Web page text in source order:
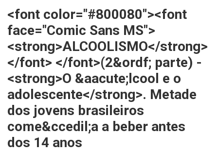
SERVIÇOS
INTEGRIDADE
<font color="#800080"><font
face="Comic Sans MS">
<strong>ALCOOLISMO</strong>
</font> </font>(2&ordf; parte) -
<strong>O &aacute;lcool e o
adolescente</strong>. Metade
dos jovens brasileiros
come&ccedil;a a beber antes
dos 14 anos